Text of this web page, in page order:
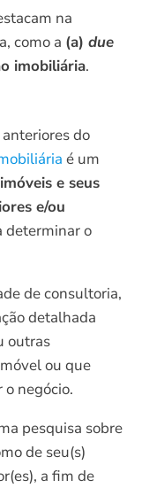
na
como a (a) due
imobiliária.
do
é um
e seus
e/ou
determinar o
de consultoria,
detalhada
outras
ou que
negócio.
pesquisa sobre
de seu(s)
a fim de